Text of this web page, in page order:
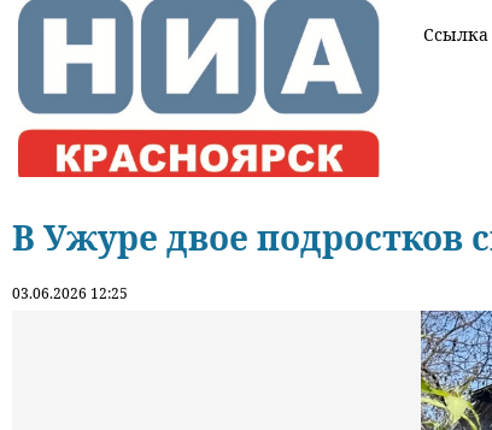
Ссылка
В Ужуре двое подростков
03.06.2026 12:25